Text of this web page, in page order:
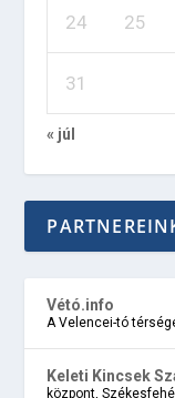
24 25
31
« júl
Vétó.info
A Velencei-tó
Keleti Kincsek
központ,